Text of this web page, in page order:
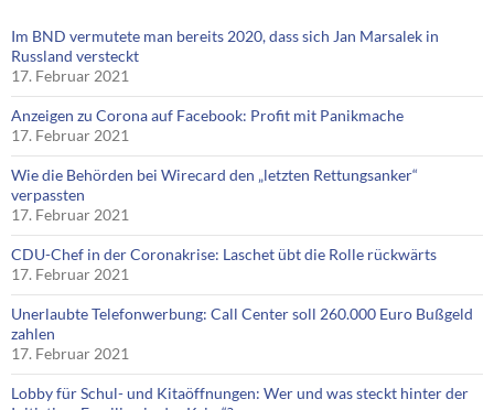
Im BND vermutete man bereits 2020, dass sich Jan Marsalek in
Russland versteckt
17. Februar 2021
Anzeigen zu Corona auf Facebook: Profit mit Panikmache
17. Februar 2021
Wie die Behörden bei Wirecard den „letzten Rettungsanker“
verpassten
17. Februar 2021
CDU-Chef in der Coronakrise: Laschet übt die Rolle rückwärts
17. Februar 2021
Unerlaubte Telefonwerbung: Call Center soll 260.000 Euro Bußgeld
zahlen
17. Februar 2021
Lobby für Schul- und Kitaöffnungen: Wer und was steckt hinter der